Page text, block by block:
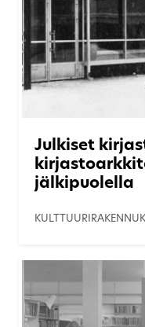
Julkiset
jälkipuolella